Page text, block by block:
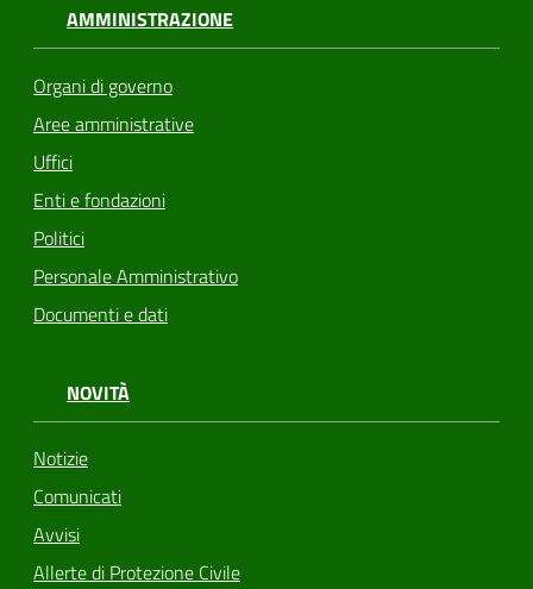
AMMINISTRAZIONE
Organi di governo
Aree amministrative
Uffici
Enti e fondazioni
Politici
Personale Amministrativo
Documenti e dati
NOVITÀ
Notizie
Comunicati
Avvisi
Allerte di Protezione Civile